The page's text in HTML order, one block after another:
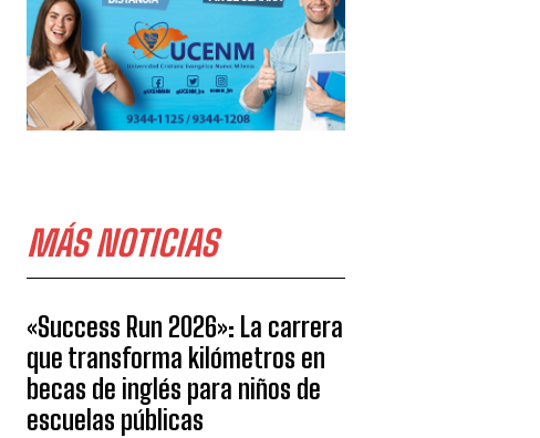
MÁS NOTICIAS
«Success Run 2026»: La carrera
que transforma kilómetros en
becas de inglés para niños de
escuelas públicas